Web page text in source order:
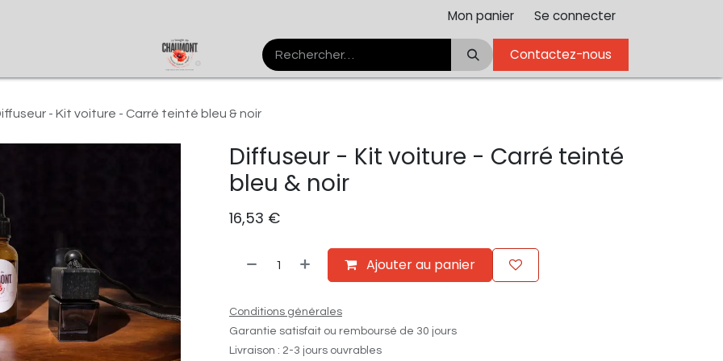
Mon panier Se connecter
Forum Contactez-nous
- Kit voiture - Carré teinté bleu & noir
Diffuseur - Kit voiture - Carré teinté
bleu & noir
16,53 €
Ajouter au panier
Conditions générales
Garantie satisfait ou remboursé de 30 jours
Livraison : 2-3 jours ouvrables